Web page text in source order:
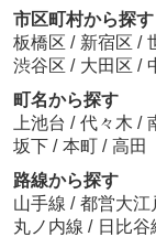
市区町村から探す
板橋区 / 新宿区 /
渋谷区 / 大田区 /
町名から探す
上池台 / 代々木 /
坂下 / 本町 / 高田
路線から探す
山手線 / 都営大江
丸ノ内線 / 日比谷